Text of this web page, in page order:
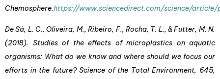
Chemosphere.https://www.sciencedirect.com/science/
De Sá, L. C., Oliveira, M., Ribeiro, F., Rocha, T. L., & Futter, M. N.
(2018). Studies of the effects of microplastics on aquatic
organisms: What do we know and where should we focus our
efforts in the future? Science of the Total Environment, 645,